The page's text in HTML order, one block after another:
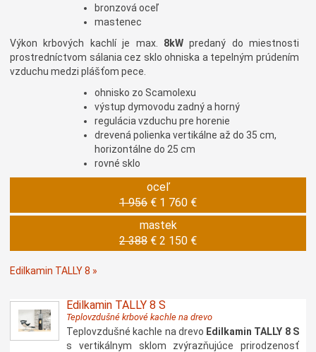
bronzová oceľ
mastenec
Výkon krbových kachlí je max. 8kWpredaný do miestnosti
prostredníctvom sálania cez sklo ohniska a tepelným prúdením
vzduchu medzi plášťom pece.
ohnisko zo Scamolexu
výstup dymovodu zadný a horný
regulácia vzduchu pre horenie
drevená polienka vertikálne až do 35 cm,
horizontálne do 25 cm
rovné sklo
oceľ
1 956 € 1 760 €
mastek
2 388 € 2 150 €
Edilkamin TALLY 8 »
Edilkamin TALLY 8 S
Teplovzdušné krbové kachle na drevo
Teplovzdušné kachle na drevo Edilkamin TALLY 8 S
s vertikálnym sklom zvýrazňujúce prirodzenosť